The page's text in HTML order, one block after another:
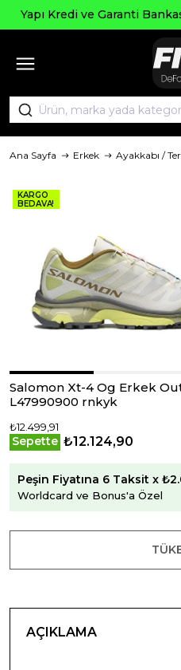
Yapı Kredi ve Garanti
Ana Sayfa Erkek Ayakkabı /
KARGO
BEDAVA!
Salomon Xt-4 Og Erkek
L47990900 rnkyk
₺12.499,91
Sepette ₺12.124,90
Peşin Fiyatına 6 Taksit x
Worldcard ve Bonus'a Özel
AÇIKLAMA